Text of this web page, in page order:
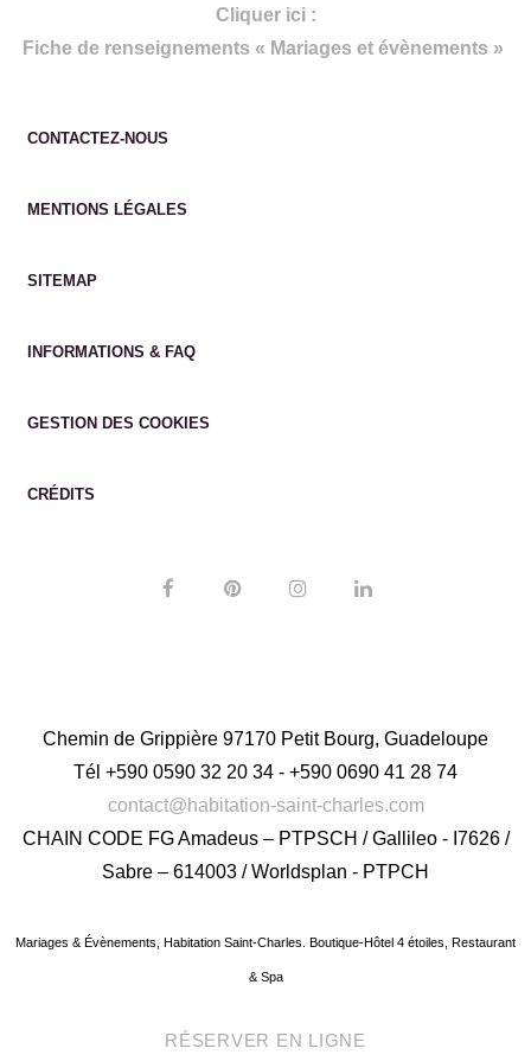
RÉSERVER EN LIGNE
Cliquer ici :
Fiche de renseignements « Mariages et évènements »
CONTACTEZ-NOUS
MENTIONS LÉGALES
SITEMAP
INFORMATIONS & FAQ
GESTION DES COOKIES
CRÉDITS
Chemin de Grippière 97170 Petit Bourg, Guadeloupe
Tél +590 0590 32 20 34 - +590 0690 41 28 74
contact@habitation-saint-charles.com
CHAIN CODE FG Amadeus – PTPSCH / Gallileo - I7626 /
Sabre – 614003 / Worldsplan - PTPCH
Mariages & Évènements, Habitation Saint-Charles. Boutique-Hôtel 4 étoiles, Restaurant
& Spa